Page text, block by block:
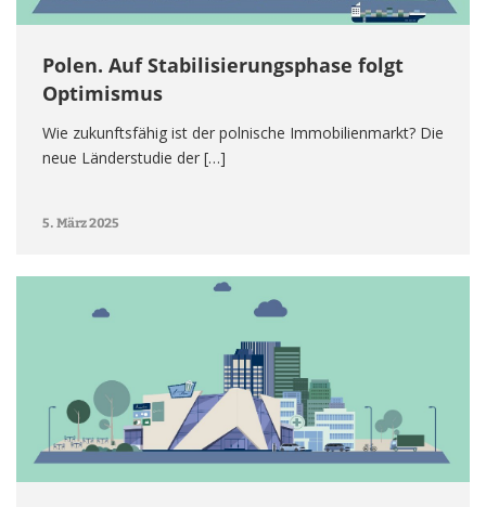
Polen. Auf Stabilisierungsphase folgt
Optimismus
Wie zukunftsfähig ist der polnische Immobilienmarkt? Die
neue Länderstudie der […]
5. März 2025